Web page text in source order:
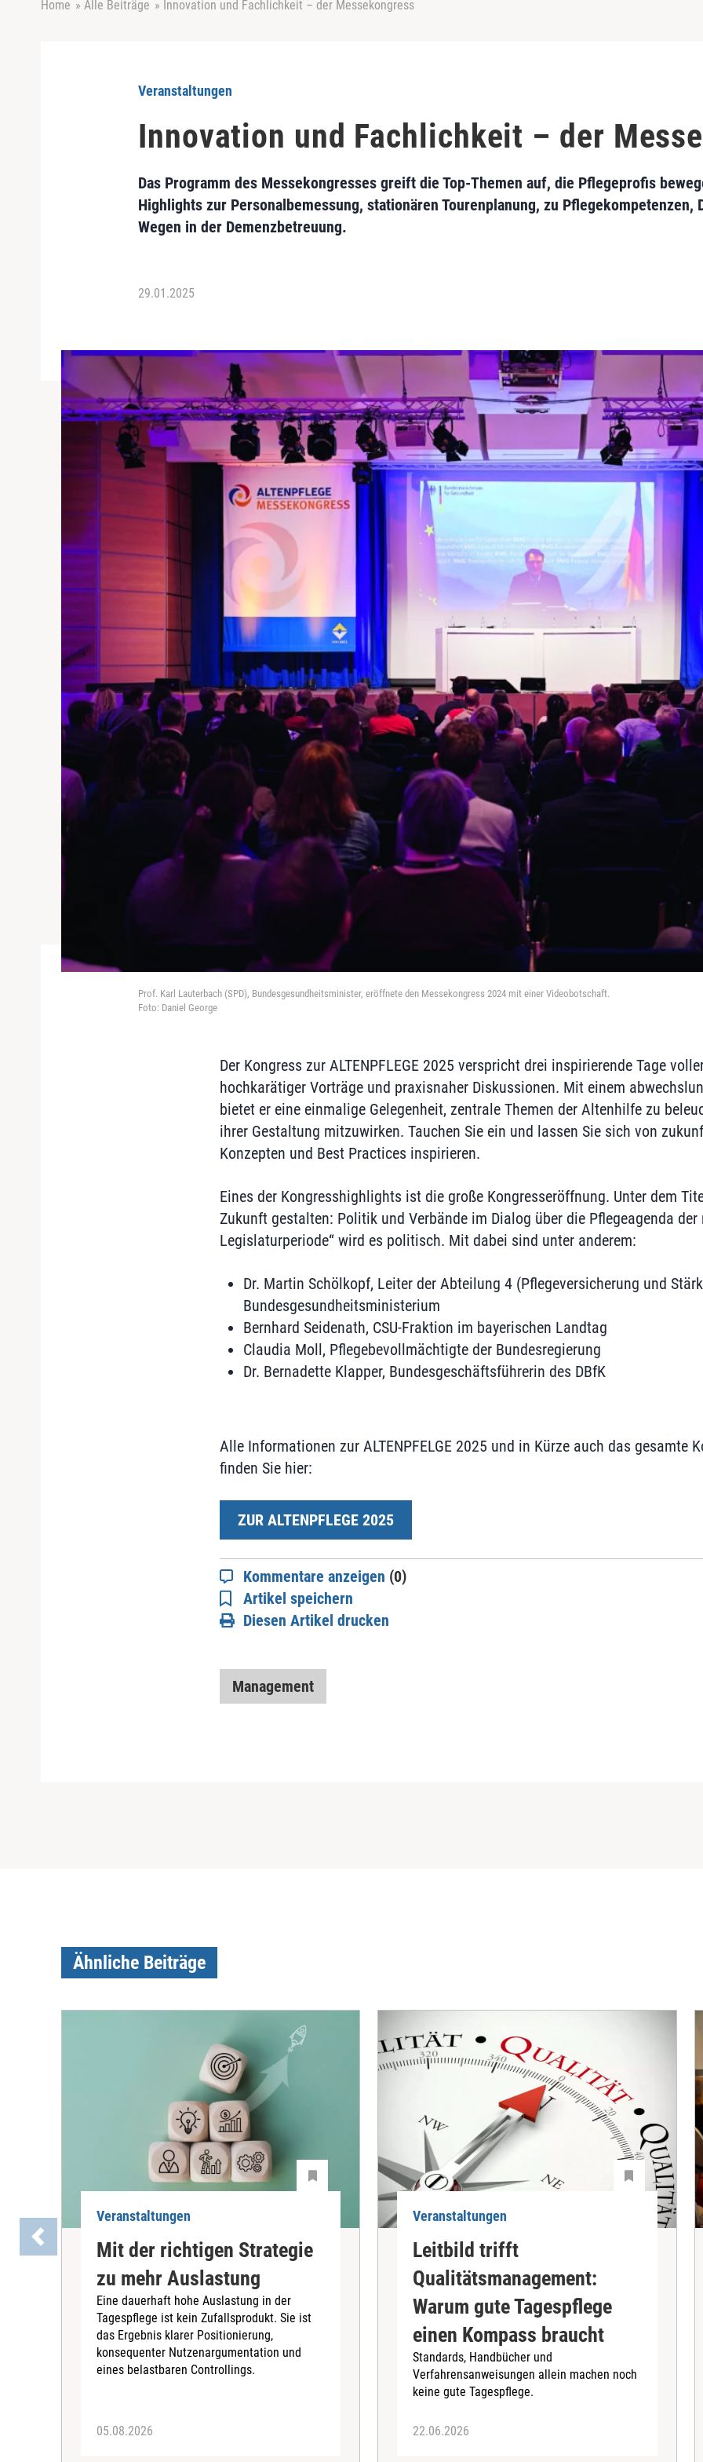
Home » Alle Beiträge » Innovation und Fachlichkeit – der Messekongress
Veranstaltungen
Innovation und Fachlichkeit – der
Das Programm des Messekongresses greift die Top-Themen auf, die Pflegeprofis
Highlights zur Personalbemessung, stationären Tourenplanung, zu Pflegekompetenzen,
Wegen in der Demenzbetreuung.
29.01.2025
Prof. Karl Lauterbach (SPD), Bundesgesundheitsminister, eröffnete den Messekongress 2024 mit einer Videobotschaft.
Foto: Daniel George
Der Kongress zur ALTENPFLEGE 2025 verspricht drei inspirierende Tage
hochkarätiger Vorträge und praxisnaher Diskussionen. Mit einem
bietet er eine einmalige Gelegenheit, zentrale Themen der Altenhilfe zu
ihrer Gestaltung mitzuwirken. Tauchen Sie ein und lassen Sie sich von
Konzepten und Best Practices inspirieren.
Eines der Kongresshighlights ist die große Kongresseröffnung. Unter dem
Zukunft gestalten: Politik und Verbände im Dialog über die Pflegeagenda der
Legislaturperiode“ wird es politisch. Mit dabei sind unter anderem:
Dr. Martin Schölkopf, Leiter der Abteilung 4 (Pflegeversicherung und
Bundesgesundheitsministerium
Bernhard Seidenath, CSU-Fraktion im bayerischen Landtag
Claudia Moll, Pflegebevollmächtigte der Bundesregierung
Dr. Bernadette Klapper, Bundesgeschäftsführerin des DBfK
Alle Informationen zur ALTENPFELGE 2025 und in Kürze auch das gesamte
finden Sie hier:
ZUR ALTENPFLEGE 2025
Kommentare anzeigen (0)
Artikel speichern
Diesen Artikel drucken
Management
Ähnliche Beiträge
Veranstaltungen
Mit der richtigen Strategie
zu mehr Auslastung
Eine dauerhaft hohe Auslastung in der
Tagespflege ist kein Zufallsprodukt. Sie ist
das Ergebnis klarer Positionierung,
konsequenter Nutzenargumentation und
eines belastbaren Controllings.
05.08.2026
Veranstaltungen
Leitbild trifft
Qualitätsmanagement:
Warum gute Tagespflege
einen Kompass braucht
Standards, Handbücher und
Verfahrensanweisungen allein machen noch
keine gute Tagespflege.
22.06.2026